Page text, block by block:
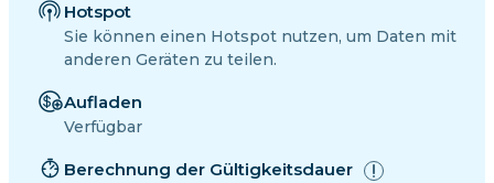
Hotspot
Sie können einen Hotspot nutzen, um Daten mit
anderen Geräten zu teilen.
Aufladen
Verfügbar
Berechnung der Gültigkeitsdauer